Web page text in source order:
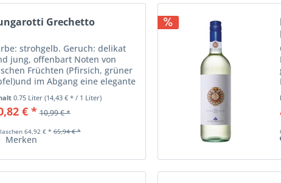
Grechetto
strohgelb. Geruch: delikat
jung, offenbart Noten von
Früchten (Pfirsich, grüner
im Abgang eine elegante
Note, ausgezeichnete
unterstützt von einer
Säure, duftend und
0.75 Liter (14,43 € * / 1 Liter)
€ * 10,99 € *
64,92 € * 65,94 € *
Merken